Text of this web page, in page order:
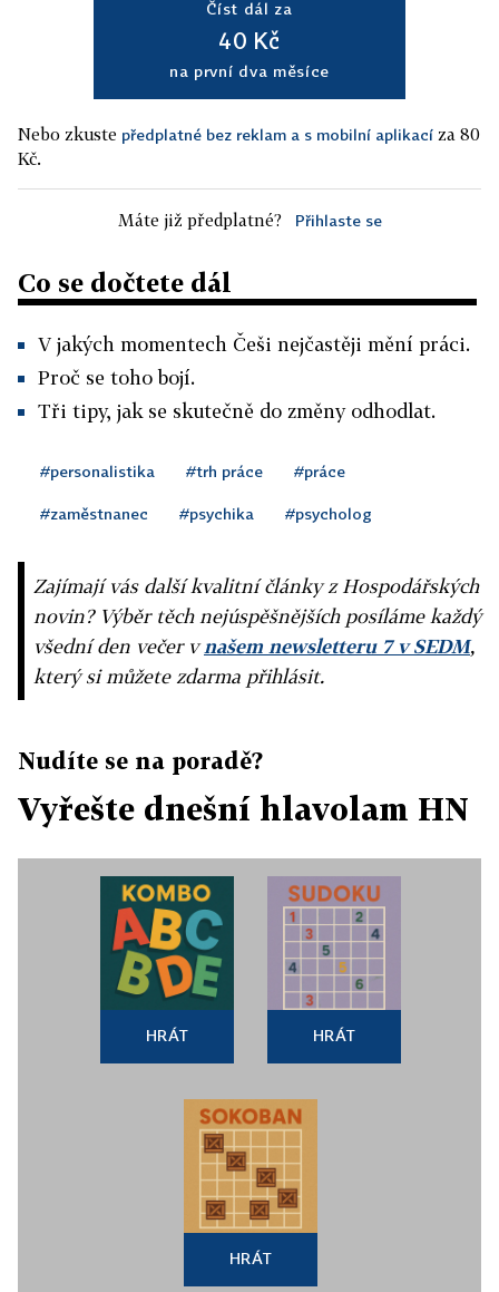
Číst dál za
40 Kč
na první dva měsíce
Nebo zkuste předplatné bez reklam a s mobilní aplikací za 80
Kč.
Máte již předplatné? Přihlaste se
Co se dočtete dál
V jakých momentech Češi nejčastěji mění práci.
Proč se toho bojí.
Tři tipy, jak se skutečně do změny odhodlat.
#personalistika #trh práce #práce
#zaměstnanec #psychika #psycholog
Zajímají vás další kvalitní články z Hospodářských
novin? Výběr těch nejúspěšnějších posíláme každý
všední den večer vnašem newsletteru 7 v SEDM,
který si můžete zdarma přihlásit.
Nudíte se na poradě?
Vyřešte dnešní hlavolam HN
HRÁT HRÁT
HRÁT